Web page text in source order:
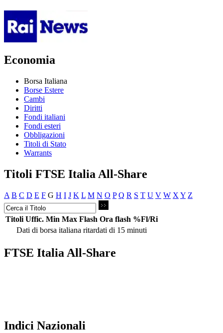
Economia
Borsa Italiana
Borse Estere
Cambi
Diritti
Fondi italiani
Fondi esteri
Obbligazioni
Titoli di Stato
Warrants
Titoli FTSE Italia All-Share
A B C D E F G H I J K L M N O P Q R S T U V W X Y Z
Titoli Uffic. Min Max Flash Ora flash %Fl/Ri
Dati di borsa italiana ritardati di 15 minuti
FTSE Italia All-Share
Indici Nazionali